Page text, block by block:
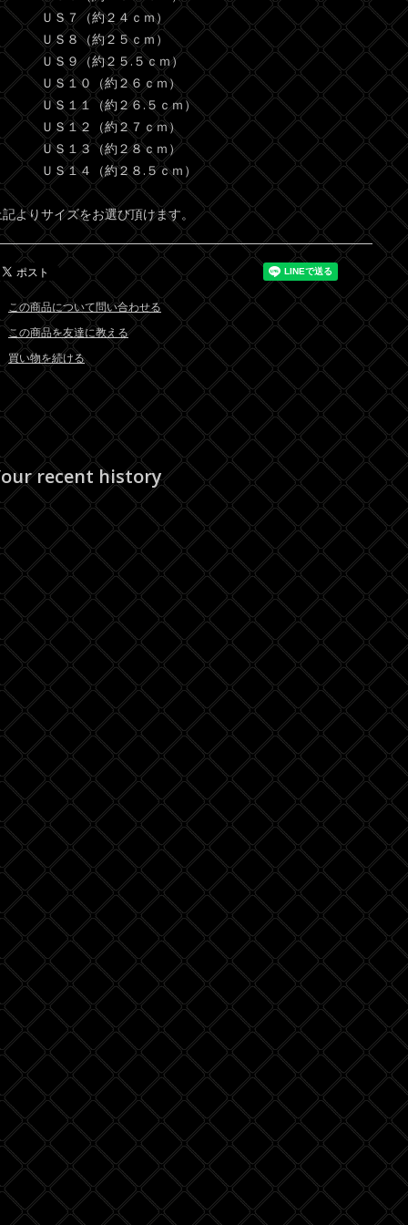
Ｓ７（約２４ｃｍ）
Ｓ８（約２５ｃｍ）
Ｓ９（約２５.５ｃｍ）
Ｓ１０（約２６ｃｍ）
Ｓ１１（約２６.５ｃｍ）
Ｓ１２（約２７ｃｍ）
Ｓ１３（約２８ｃｍ）
Ｓ１４（約２８.５ｃｍ）
よりサイズをお選び頂けます。
この商品について問い合わせる
この商品を友達に教える
買い物を続ける
recent history